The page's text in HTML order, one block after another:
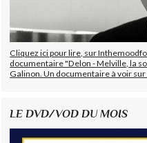
Cliquez ici pour lire, sur
documentaire "Delon - Melville, la
Galinon. Un documentaire à voir
LE DVD/VOD DU MOIS